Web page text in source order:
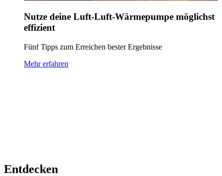
Nutze deine Luft-Luft-Wärmepumpe möglichst
effizient
Fünf Tipps zum Erreichen bester Ergebnisse
Mehr erfahren
Entdecken